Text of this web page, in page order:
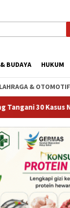
BUDAYA HUKUM
& OTOMOTIF
20 Perkara